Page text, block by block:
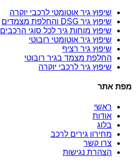
שיפוץ גיר אוטומטי לרכבי יוקרה
שיפוץ גיר DSG והחלפת מצמדים
שיפוץ מוחות גיר לכל סוגי הרכבים
שיפוץ גיר אוטומטי רובוטי
שיפוץ גיר רציף
החלפת מצמד בגיר רובוטי
שיפוץ גיר לרכבי יוקרה
מפת אתר
ראשי
אודות
בלוג
מחירון גירים לרכב
צרו קשר
הצהרת נגישות